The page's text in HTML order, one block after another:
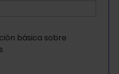
básica sobre